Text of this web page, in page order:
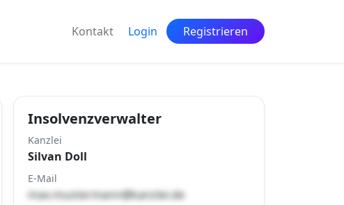
Kontakt Login Registrieren
Insolvenzverwalter
Kanzlei
Silvan Doll
E-Mail
max.mustermann@kanzlei.de